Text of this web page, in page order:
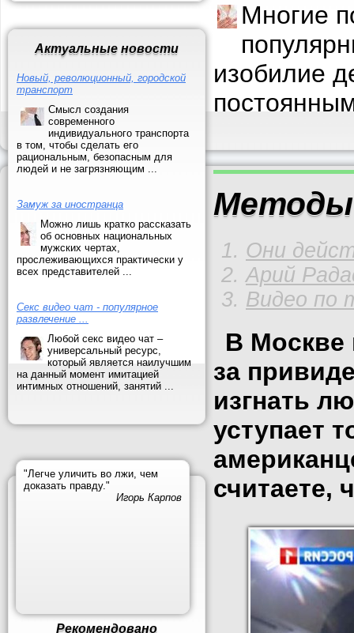
Актуальные новости
Новый, революционный, городской
транспорт
Смысл создания
современного
индивидуального транспорта
в том, чтобы сделать его
рациональным, безопасным для
людей и не загрязняющим ...
Замуж за иностранца
Можно лишь кратко рассказать
об основных национальных
мужских чертах,
прослеживающихся практически у
всех представителей ...
Секс видео чат - популярное
развлечение ...
Любой секс видео чат –
универсальный ресурс,
который является наилучшим
на данный момент имитацией
интимных отношений, занятий ...
"Легче уличить во лжи, чем
доказать правду."
Игорь Карпов
Рекомендовано
Многие
изобилие
Методы
Они
Арий
Видео по
В Москве
за
изгнать
уступает
считаете,